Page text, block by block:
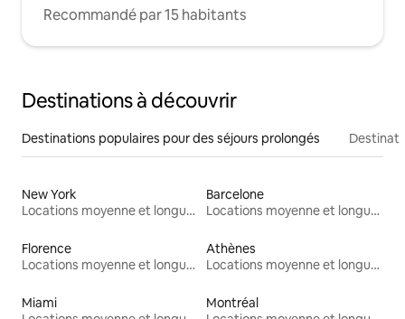
Recommandé par 15 habitants
Destinations à découvrir
Destinations populaires pour des séjours prolongés
New York
Locations moyenne et longue durée
Barcelone
Locations moyenne et longue durée
Florence
Locations moyenne et longue durée
Athènes
Locations moyenne et longue durée
Miami
Montréal